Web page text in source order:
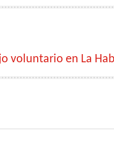
voluntario en La